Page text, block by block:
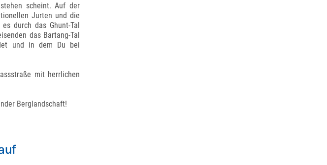
scheint. Auf der
Jurten und die
durch das Ghunt-Tal
das Bartang-Tal
und in dem Du bei
mit herrlichen
Berglandschaft!